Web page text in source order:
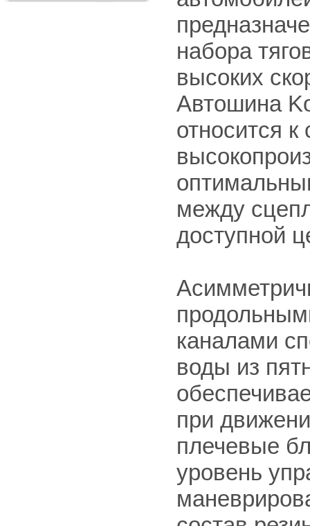
набора
высоких
Автошина
относится к
между
доступной
каналами
воды из
при
плечевые
уровень